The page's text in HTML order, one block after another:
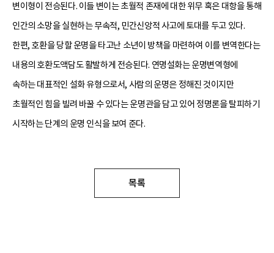
변이형이 전승된다. 이들 변이는 초월적 존재에 대한 위무 혹은 대항을 통해
인간의 소망을 실현하는 무속적, 민간신앙적 사고에 토대를 두고 있다.
한편, 호환을 당할 운명을 타고난 소년이 방책을 마련하여 이를 변역한다는
내용의 호환도액담도 활발하게 전승된다. 연명설화는 운명변역형에
속하는 대표적인 설화 유형으로서, 사람의 운명은 정해진 것이지만
초월적인 힘을 빌려 바꿀 수 있다는 운명관을 담고 있어 정명론을 탈피하기
시작하는 단계의 운명 인식을 보여 준다.
목록